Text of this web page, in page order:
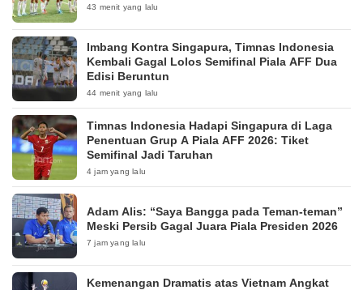
43 menit yang lalu
Imbang Kontra Singapura, Timnas Indonesia
Kembali Gagal Lolos Semifinal Piala AFF Dua
Edisi Beruntun
44 menit yang lalu
Timnas Indonesia Hadapi Singapura di Laga
Penentuan Grup A Piala AFF 2026: Tiket
Semifinal Jadi Taruhan
4 jam yang lalu
Adam Alis: “Saya Bangga pada Teman-teman”
Meski Persib Gagal Juara Piala Presiden 2026
7 jam yang lalu
Kemenangan Dramatis atas Vietnam Angkat